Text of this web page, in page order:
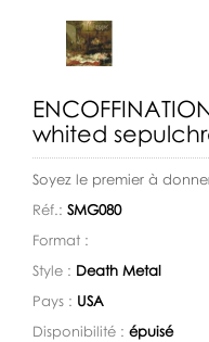
whited
Soyez le premier à
Réf.: SMG080
Format :
Style : Death Metal
Pays : USA
Disponibilité : épuisé